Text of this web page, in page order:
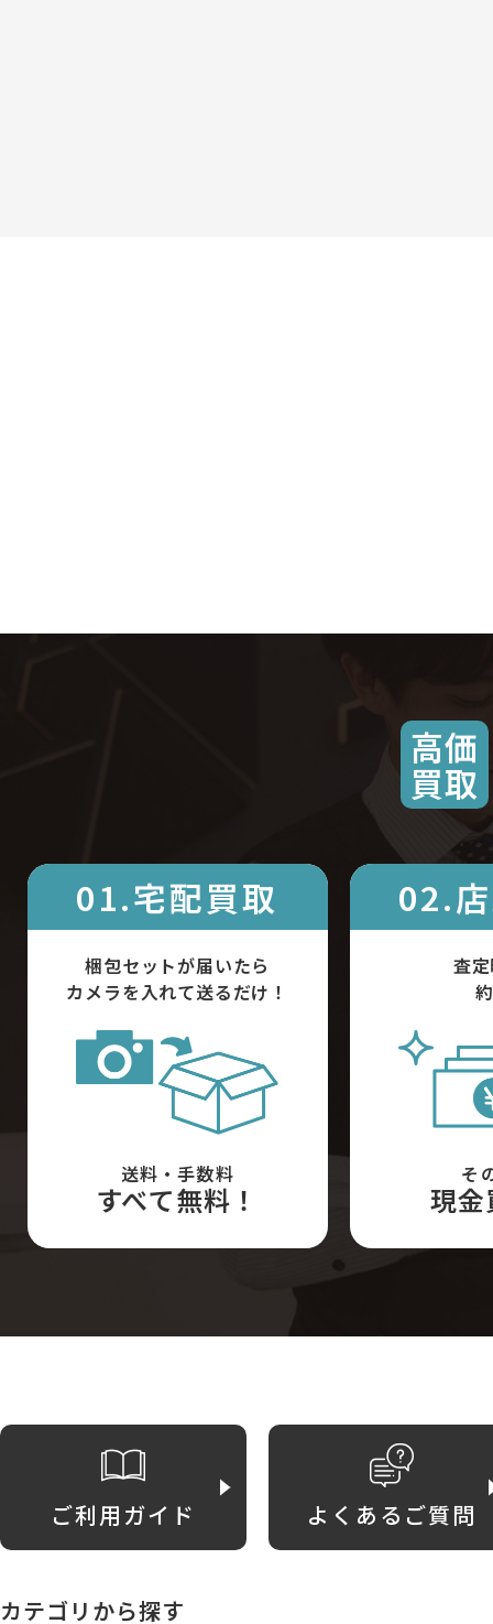
高価
買取
01.宅配買取
梱包セットが届いたら
カメラを入れて送るだけ！
送料・手数料
すべて無料！
02.
査
そ
現
ご利用ガイド よくあるご質問
カテゴリから探す